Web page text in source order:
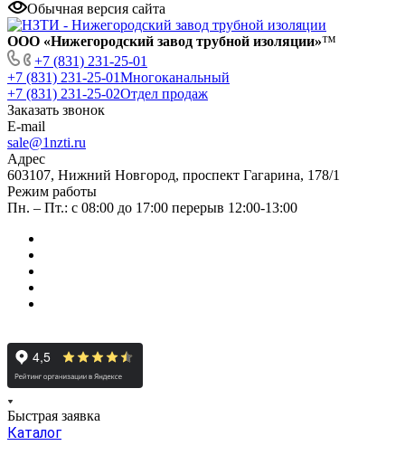
Обычная версия сайта
ООО «Нижегородский завод трубной изоляции»™
+7 (831) 231-25-01
+7 (831) 231-25-01Многоканальный
+7 (831) 231-25-02Отдел продаж
Заказать звонок
E-mail
sale@1nzti.ru
Адрес
603107, Нижний Новгород, проспект Гагарина, 178/1
Режим работы
Пн. – Пт.: с 08:00 до 17:00 перерыв 12:00-13:00
Быстрая заявка
Каталог